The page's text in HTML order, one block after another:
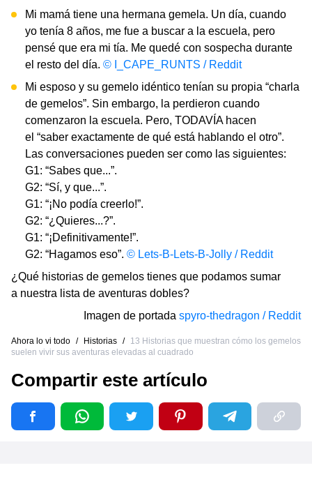
Mi mamá tiene una hermana gemela. Un día, cuando
yo tenía 8 años, me fue a buscar a la escuela, pero
pensé que era mi tía. Me quedé con sospecha durante
el resto del día. © I_CAPE_RUNTS / Reddit
Mi esposo y su gemelo idéntico tenían su propia “charla
de gemelos”. Sin embargo, la perdieron cuando
comenzaron la escuela. Pero, TODAVÍA hacen
el “saber exactamente de qué está hablando el otro”.
Las conversaciones pueden ser como las siguientes:
G1: “Sabes que...”.
G2: “Sí, y que...”.
G1: “¡No podía creerlo!”.
G2: “¿Quieres...?”.
G1: “¡Definitivamente!”.
G2: “Hagamos eso”. © Lets-B-Lets-B-Jolly / Reddit
¿Qué historias de gemelos tienes que podamos sumar
a nuestra lista de aventuras dobles?
Imagen de portada spyro-thedragon / Reddit
Ahora lo vi todo / Historias /
13 Historias que muestran cómo los gemelos
suelen vivir sus aventuras elevadas al cuadrado
Compartir este artículo